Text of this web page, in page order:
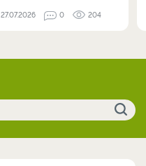
27.07.2026 0 204